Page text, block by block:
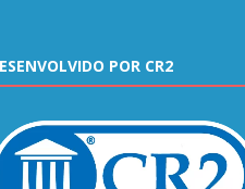
POR CR2